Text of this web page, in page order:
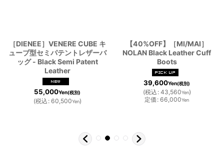
［DIENEE］VENERE CUBE キ
ューブ型セミパテントレザーバ
ッグ - Black Semi Patent
Leather
55,000Yen(税別)
(税込 : 60,500Yen)
【40%OFF】［MI/MAI］
NOLAN Black Leather Cuff
Boots
39,600Yen(税別)
(税込 : 43,560Yen)
定価 : 66,000Yen